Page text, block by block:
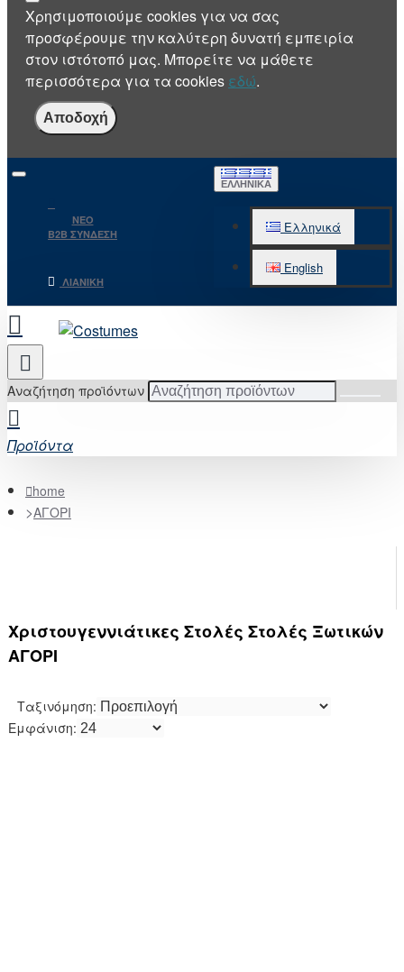
Χρησιμοποιούμε cookies για να σας
προσφέρουμε την καλύτερη δυνατή εμπειρία
στον ιστότοπό μας. Μπορείτε να μάθετε
περισσότερα για τα cookies εδώ.
Αποδοχή
NEO
B2B ΣΥΝΔΕΣΗ
ΛΙΑΝΙΚΉ
ΕΛΛΗΝΙΚΆ
Ελληνικά
English
Αναζήτηση προϊόντων
Προϊόντα
home
ΑΓΟΡΙ
Χριστουγεννιάτικες Στολές Στολές Ξωτικών
ΑΓΟΡΙ
Ταξινόμηση:
Εμφάνιση: